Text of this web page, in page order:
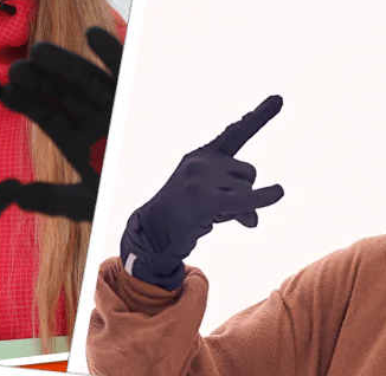
«Забег Обещаний»
1 января в 12:00
выходят на старт,
символ своих